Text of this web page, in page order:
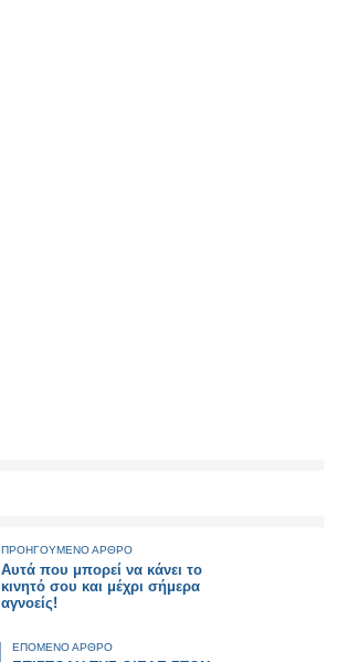
ΠΡΟΗΓΟΥΜΕΝΟ ΑΡΘΡΟ
Αυτά που μπορεί να κάνει το
κινητό σου και μέχρι σήμερα
αγνοείς!
ΕΠΟΜΕΝΟ ΑΡΘΡΟ